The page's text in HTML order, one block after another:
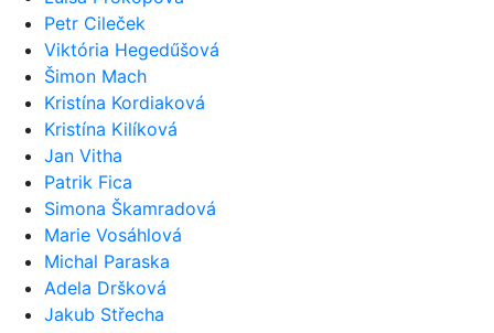
Petr Cileček
Viktória Hegedűšová
Šimon Mach
Kristína Kordiaková
Kristína Kilíková
Jan Vitha
Patrik Fica
Simona Škamradová
Marie Vosáhlová
Michal Paraska
Adela Dršková
Jakub Střecha